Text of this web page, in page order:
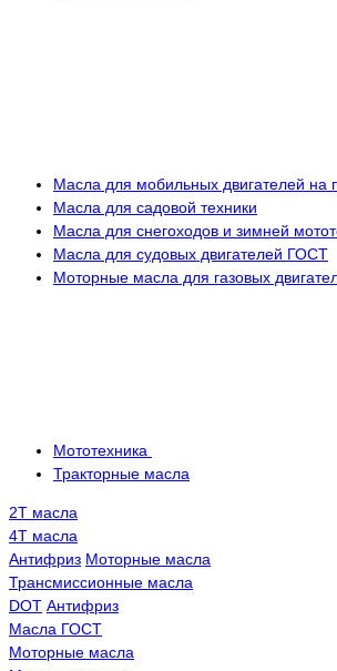
Масла для мобильных двигателей на
Масла для садовой техники
Масла для снегоходов и зимней
Масла для судовых двигателей ГОСТ
Моторные масла для газовых
Мототехника
Тракторные масла
2Т масла
4Т масла
Антифриз Моторные масла
Трансмисcионные масла
DOT Антифриз
Масла ГОСТ
Моторные масла